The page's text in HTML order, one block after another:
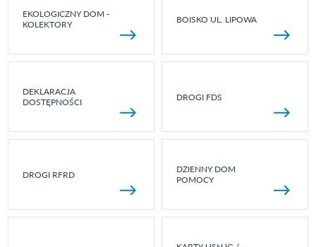
EKOLOGICZNY DOM -
KOLEKTORY
BOISKO UL. LIPOWA
DEKLARACJA
DOSTĘPNOŚCI
DROGI FDS
DROGI RFRD
DZIENNY DOM
POMOCY